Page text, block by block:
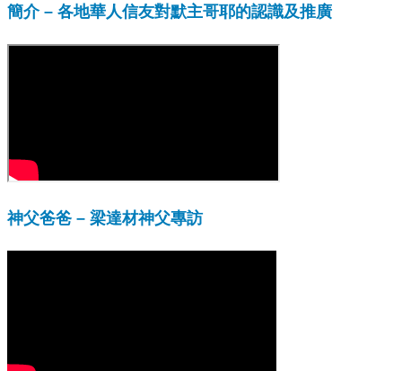
簡介 – 各地華人信友對默主哥耶的認識及推廣
神父爸爸 – 梁達材神父專訪